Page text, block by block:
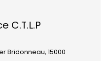
C.T.L.P
Bridonneau, 15000